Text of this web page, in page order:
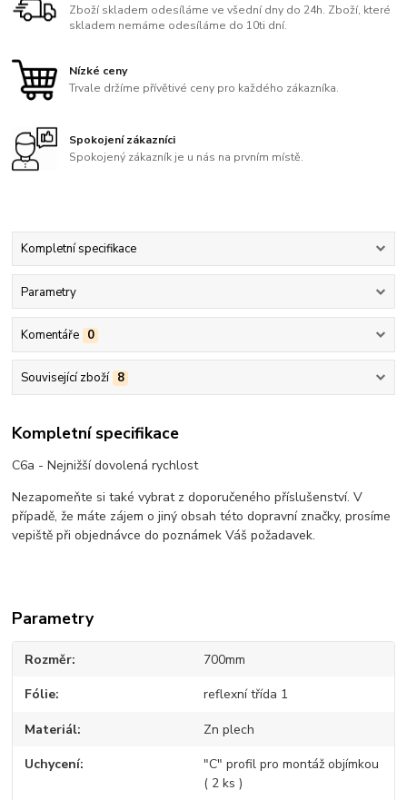
Zboží skladem odesíláme ve všední dny do 24h. Zboží, které
skladem nemáme odesíláme do 10ti dní.
Nízké ceny
Trvale držíme přívětivé ceny pro každého zákazníka.
Spokojení zákazníci
Spokojený zákazník je u nás na prvním místě.
Kompletní specifikace
Parametry
Komentáře 0
Související zboží 8
Kompletní specifikace
C6a - Nejnižší dovolená rychlost
Nezapomeňte si také vybrat z doporučeného příslušenství. V
případě, že máte zájem o jiný obsah této dopravní značky, prosíme
vepiště při objednávce do poznámek Váš požadavek.
Parametry
Rozměr 700mm
Fólie reflexní třída 1
Materiál Zn plech
Uchycení
"C" profil pro montáž objímkou
( 2 ks )